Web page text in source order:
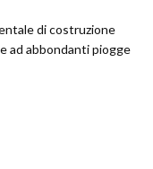
di costruzione
ad abbondanti piogge